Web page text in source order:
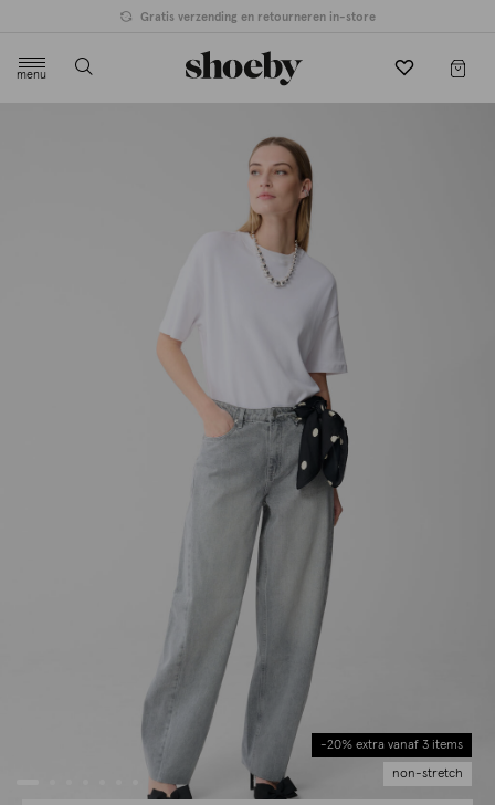
Gratis verzending en retourneren in-store
menu
-20% extra vanaf 3 items
non-stretch